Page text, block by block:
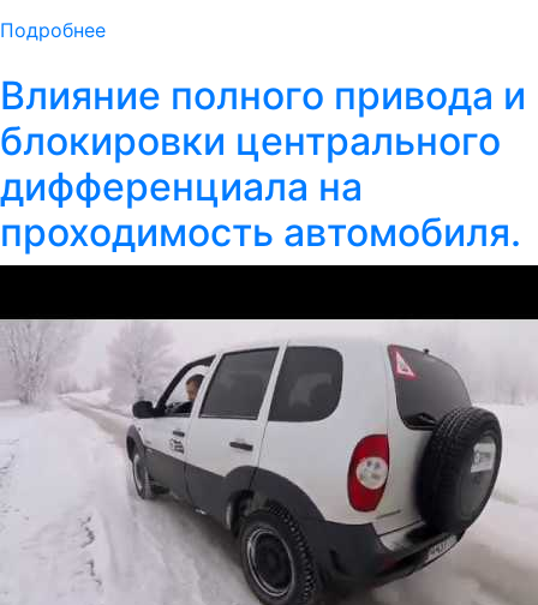
Подробнее
Влияние полного привода и
блокировки центрального
дифференциала на
проходимость автомобиля.